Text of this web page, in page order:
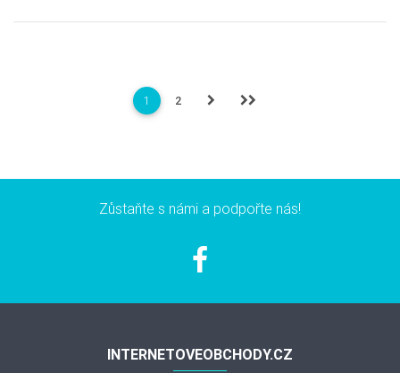
1 2
Zůstaňte s námi a podpořte nás!
INTERNETOVEOBCHODY.CZ